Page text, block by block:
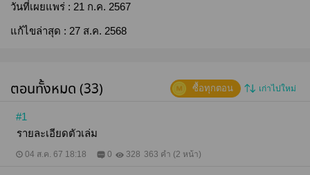
วันที่เผยแพร่ : 21 ก.ค. 2567
แก้ไขล่าสุด : 27 ส.ค. 2568
ตอนทั้งหมด (33) เก่าไปใหม่
ซื้อทุกตอน
#1
รายละเอียดตัวเล่ม
04 ส.ค. 67 18:18 0 328 363 คำ (2 หน้า)